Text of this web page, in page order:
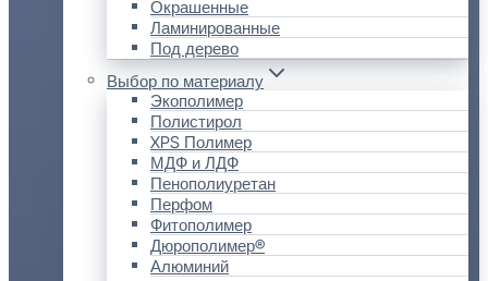
Окрашенные
Ламинированные
Под дерево
Выбор по материалу
Экополимер
Полистирол
XPS Полимер
МДФ и ЛДФ
Пенополиуретан
Перфом
Фитополимер
Дюрополимер®
Алюминий